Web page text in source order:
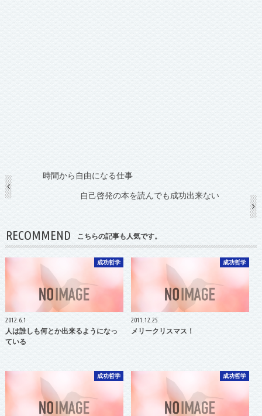
時間から自由になる仕事
自己啓発の本を読んでも成功出来ない
RECOMMEND こちらの記事も人気です。
成功哲学
2012.6.1
人は誰しも何とか出来るようになっ
ている
成功哲学
2011.12.25
メリークリスマス！
成功哲学 成功哲学